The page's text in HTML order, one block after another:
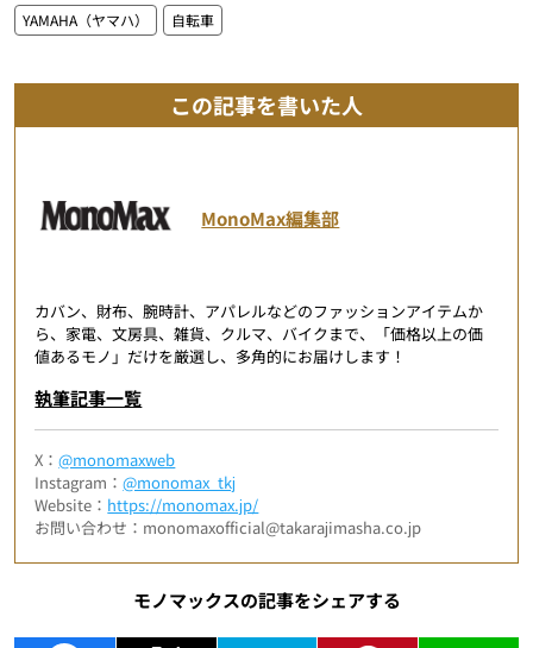
YAMAHA（ヤマハ）
自転車
この記事を書いた人
MonoMax編集部
カバン、財布、腕時計、アパレルなどのファッションアイテムか
ら、家電、文房具、雑貨、クルマ、バイクまで、「価格以上の価
値あるモノ」だけを厳選し、多角的にお届けします！
執筆記事一覧
X：@monomaxweb
Instagram：@monomax_tkj
Website： https://monomax.jp/
お問い合わせ：monomaxofficial@takarajimasha.co.jp
モノマックスの記事をシェアする